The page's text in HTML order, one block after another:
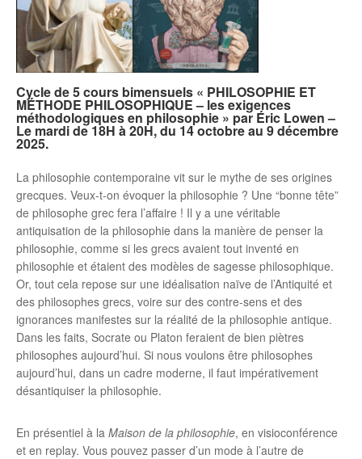
Cycle de 5 cours bimensuels « PHILOSOPHIE ET
MÉTHODE PHILOSOPHIQUE – les exigences
méthodologiques en philosophie » par Éric Lowen –
Le mardi de 18H à 20H, du 14 octobre au 9 décembre
2025.
La philosophie contemporaine vit sur le mythe de ses origines
grecques. Veux-t-on évoquer la philosophie ? Une “bonne tête”
de philosophe grec fera l’affaire ! Il y a une véritable
antiquisation de la philosophie dans la manière de penser la
philosophie, comme si les grecs avaient tout inventé en
philosophie et étaient des modèles de sagesse philosophique.
Or, tout cela repose sur une idéalisation naïve de l’Antiquité et
des philosophes grecs, voire sur des contre-sens et des
ignorances manifestes sur la réalité de la philosophie antique.
Dans les faits, Socrate ou Platon feraient de bien piètres
philosophes aujourd’hui. Si nous voulons être philosophes
aujourd’hui, dans un cadre moderne, il faut impérativement
désantiquiser la philosophie.
En présentiel à la Maison de la philosophie, en visioconférence
et en replay. Vous pouvez passer d’un mode à l’autre de